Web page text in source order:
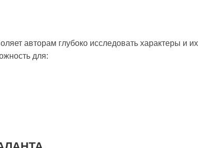
авторам глубоко исследовать характеры и их
для: